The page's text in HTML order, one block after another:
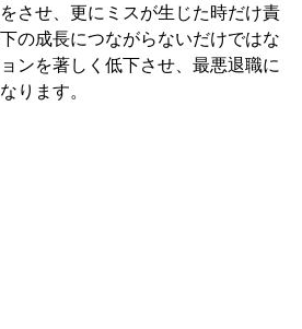
させ、更にミスが生じた時だけ責
の成長につながらないだけではな
ンを著しく低下させ、最悪退職に
ります。